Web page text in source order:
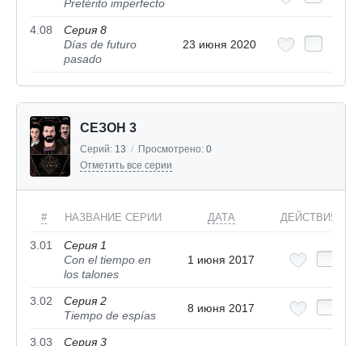
Pretérito imperfecto
4.08
Серия 8
Días de futuro
pasado
23 июня 2020
СЕЗОН 3
Серий: 13 / Просмотрено: 0
Отметить все серии
# НАЗВАНИЕ СЕРИИ ДАТА ДЕЙСТВИЯ
3.01
Серия 1
Con el tiempo en
los talones
1 июня 2017
3.02
Серия 2
Tiempo de espías
8 июня 2017
3.03
Серия 3